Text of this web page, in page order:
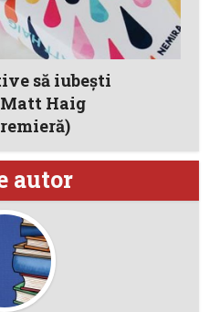
să iubești
Matt Haig
autor